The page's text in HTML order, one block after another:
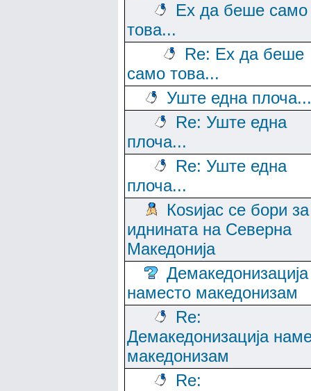
Ех да беше само
това...
Re: Ех да беше
само това...
Уште една плоча...
Re: Уште една
плоча...
Re: Уште една
плоча...
Коѕијас се бори за
иднината на Северна
Македонија
Демакедонизација
наместо македонизам
Re:
Демакедонизација
македонизам
Re: